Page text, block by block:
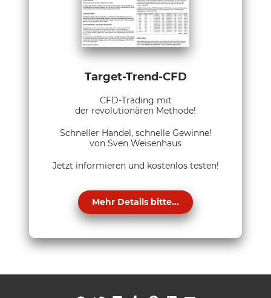
Target-Trend-CFD
CFD-Trading mit
der revolutionären Methode!
Schneller Handel, schnelle Gewinne!
von Sven Weisenhaus
Jetzt informieren und kostenlos testen!
Mehr Details bitte...